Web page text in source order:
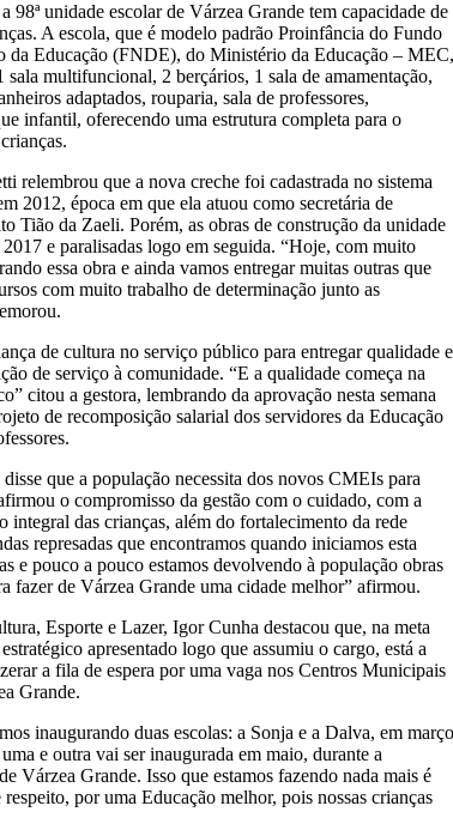
98ª unidade escolar de Várzea Grande tem capacidade de
A escola, que é modelo padrão Proinfância do Fundo
da Educação (FNDE), do Ministério da Educação – MEC,
sala multifuncional, 2 berçários, 1 sala de amamentação,
adaptados, rouparia, sala de professores,
infantil, oferecendo uma estrutura completa para o
relembrou que a nova creche foi cadastrada no sistema
2012, época em que ela atuou como secretária de
Tião da Zaeli. Porém, as obras de construção da unidade
e paralisadas logo em seguida. “Hoje, com muito
essa obra e ainda vamos entregar muitas outras que
com muito trabalho de determinação junto as
de cultura no serviço público para entregar qualidade e
de serviço à comunidade. “E a qualidade começa na
citou a gestora, lembrando da aprovação nesta semana
de recomposição salarial dos servidores da Educação
que a população necessita dos novos CMEIs para
o compromisso da gestão com o cuidado, com a
integral das crianças, além do fortalecimento da rede
represadas que encontramos quando iniciamos esta
e pouco a pouco estamos devolvendo à população obras
fazer de Várzea Grande uma cidade melhor” afirmou.
Esporte e Lazer, Igor Cunha destacou que, na meta
apresentado logo que assumiu o cargo, está a
a fila de espera por uma vaga nos Centros Municipais
Grande.
inaugurando duas escolas: a Sonja e a Dalva, em março
e outra vai ser inaugurada em maio, durante a
Várzea Grande. Isso que estamos fazendo nada mais é
por uma Educação melhor, pois nossas crianças